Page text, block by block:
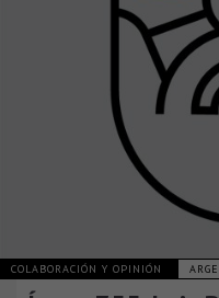
COLABORACIÓN Y OPINIÓN